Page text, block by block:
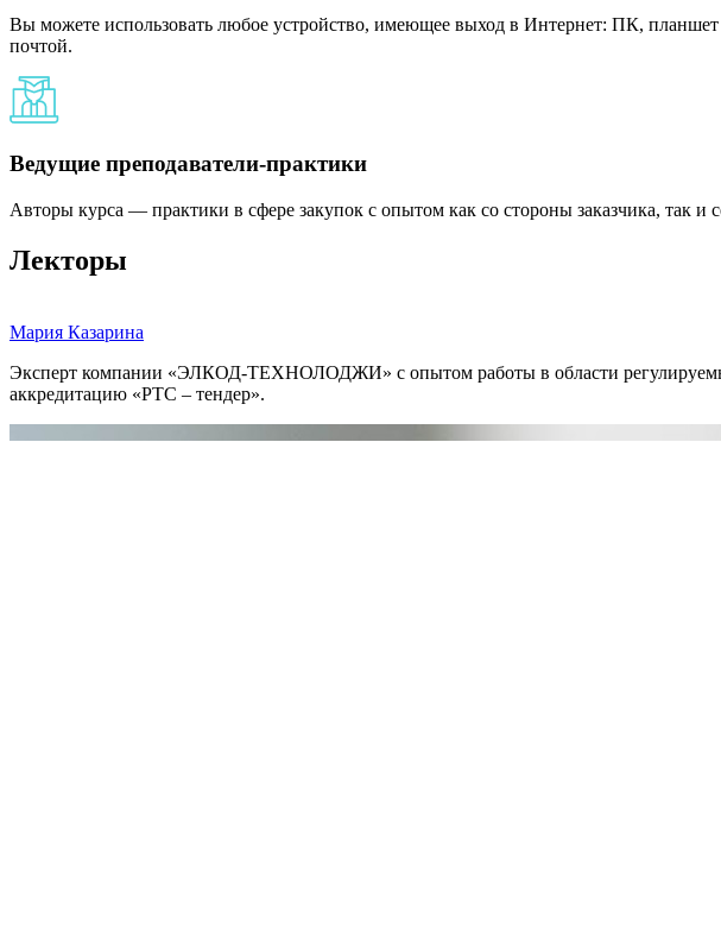
Вы можете использовать любое устройство, имеющее выход в Интернет: ПК,
почтой.
Ведущие преподаватели-практики
Авторы курса — практики в сфере закупок с опытом как со стороны заказчика, так и
Лекторы
Мария Казарина
Эксперт компании «ЭЛКОД-ТЕХНОЛОДЖИ» с опытом работы в области
аккредитацию «РТС – тендер».